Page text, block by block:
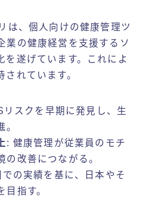
は、個人向けの健康管理ツ
業の健康経営を支援するソ
を遂げています。これによ
れています。
リスクを早期に発見し、生
。
: 健康管理が従業員のモチ
の改善につながる。
での実績を基に、日本やそ
指す。